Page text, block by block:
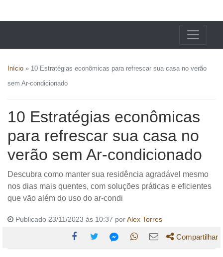
Início » 10 Estratégias econômicas para refrescar sua casa no verão
sem Ar-condicionado
10 Estratégias econômicas
para refrescar sua casa no
verão sem Ar-condicionado
Descubra como manter sua residência agradável mesmo
nos dias mais quentes, com soluções práticas e eficientes
que vão além do uso do ar-condi
Publicado 23/11/2023 às 10:37 porAlex Torres
Compartilhar